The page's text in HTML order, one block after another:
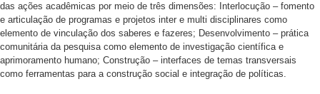
das ações acadêmicas por meio de três dimensões: Interlocução – fomento
e articulação de programas e projetos inter e multi disciplinares como
elemento de vinculação dos saberes e fazeres; Desenvolvimento – prática
comunitária da pesquisa como elemento de investigação científica e
aprimoramento humano; Construção – interfaces de temas transversais
como ferramentas para a construção social e integração de políticas.